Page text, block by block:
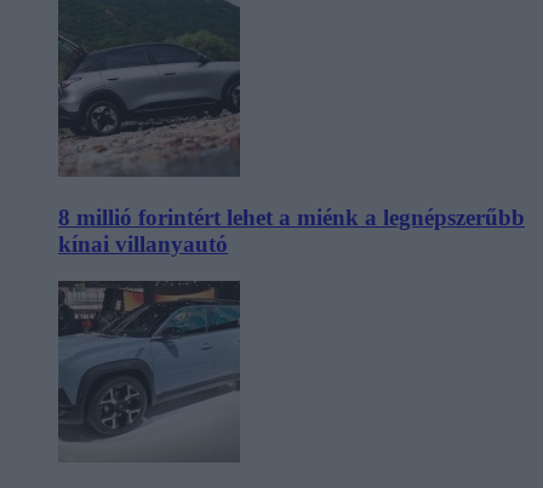
8 millió forintért lehet a miénk a legnépszerűbb
kínai villanyautó